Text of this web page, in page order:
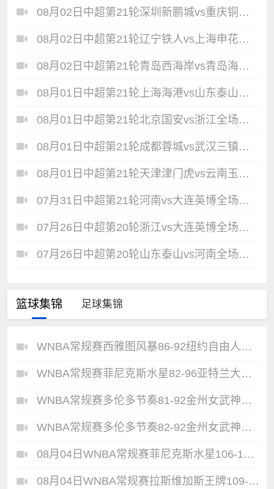
08月02日中超第21轮深圳新鹏城vs重庆铜梁龙全场录像
08月02日中超第21轮辽宁铁人vs上海申花全场录像
08月02日中超第21轮青岛西海岸vs青岛海牛全场录像
08月01日中超第21轮上海海港vs山东泰山全场录像
08月01日中超第21轮北京国安vs浙江全场录像
08月01日中超第21轮成都蓉城vs武汉三镇全场录像
08月01日中超第21轮天津津门虎vs云南玉昆全场录像
07月31日中超第21轮河南vs大连英博全场录像
07月26日中超第20轮浙江vs大连英博全场录像
07月26日中超第20轮山东泰山vs河南全场录像
篮球集锦 足球集锦
WNBA常规赛西雅图风暴86-92纽约自由人全场集锦
WNBA常规赛菲尼克斯水星82-96亚特兰大梦想全场集锦
WNBA常规赛多伦多节奏81-92金州女武神全场集锦
WNBA常规赛多伦多节奏82-92金州女武神全场集锦
08月04日WNBA常规赛菲尼克斯水星106-101芝加哥天空全场集锦
08月04日WNBA常规赛拉斯维加斯王牌109-87亚特兰大梦想全场集锦